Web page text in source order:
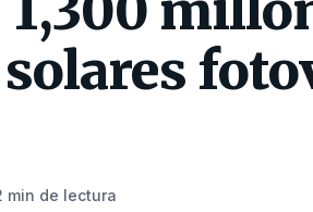
min de lectura